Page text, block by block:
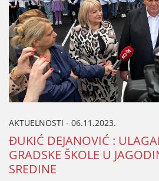
AKTUELNOSTI - 06.11.2023.
ĐUKIĆ DEЈANOVIĆ :
GRADSKE ŠKOLE U
SREDINE